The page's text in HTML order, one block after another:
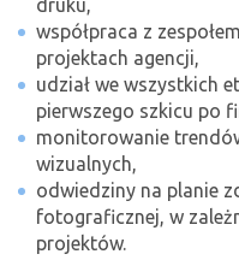
druku,
współpraca z
projektach agencji,
udział we wszystkich
pierwszego szkicu po
monitorowanie
wizualnych,
odwiedziny na planie
fotograficznej, w
projektów.